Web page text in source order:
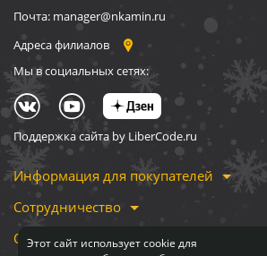
Этот сайт использует cookie для
Почта: manager@nkamin.ru
Адреса филиалов
Мы в социальных сетях:
Поддержка сайта by LiberCode.ru
Информация для покупателей
Сотрудничество
О компании